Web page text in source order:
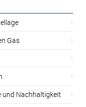
Gas
und Nachhaltigkeit